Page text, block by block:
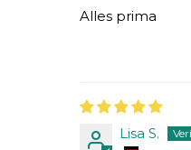
Alles prima
Lisa S.